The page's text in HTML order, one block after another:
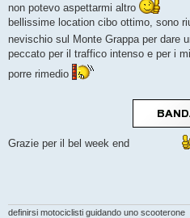
a
g
g
i
non potevo aspettarmi altro
bellissime location cibo ottimo, sono
nevischio sul Monte Grappa per dare
peccato per il traffico intenso e per i
porre rimedio
Grazie per il bel week end
definirsi motociclisti guidando uno scooterone